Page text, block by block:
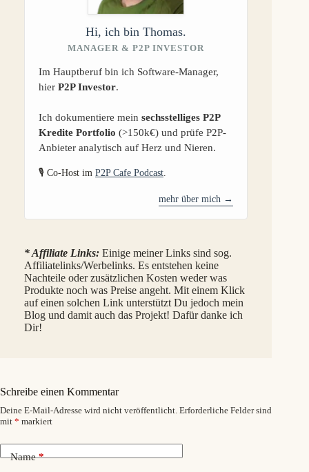
Hi, ich bin Thomas.
MANAGER & P2P INVESTOR
Im Hauptberuf bin ich Software-Manager,
hier P2P Investor.
Ich dokumentiere mein sechsstelliges P2P
Kredite Portfolio (>150k€) und prüfe P2P-
Anbieter analytisch auf Herz und Nieren.
🎙️ Co-Host im P2P Cafe Podcast
mehr über mich →
* Affiliate Links: Einige meiner Links sind sog.
Affiliatelinks/Werbelinks. Es entstehen keine
Nachteile oder zusätzlichen Kosten weder was
Produkte noch was Preise angeht. Mit einem Klick
auf einen solchen Link unterstützt Du jedoch mein
Blog und damit auch das Projekt! Dafür danke ich
Dir!
Schreibe einen Kommentar
Deine E-Mail-Adresse wird nicht veröffentlicht. Erforderliche Felder sind
mit * markiert
Name*